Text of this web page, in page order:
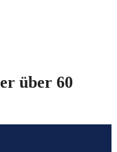
über 60